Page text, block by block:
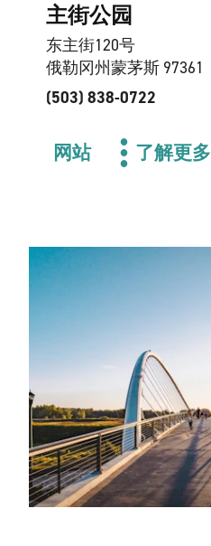
主街公园
东主街120号
俄勒冈州蒙茅斯 97361
(503) 838-0722
网站 了解更多